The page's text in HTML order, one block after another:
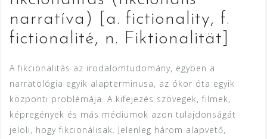
narratíva) [a. fictionality, f.
fictionalité, n. Fiktionalität]
A fikcionalitás az irodalomtudomány, egyben a
narratológia egyik alapterminusa, az ókor óta egyik
központi problémája. A kifejezés szövegek, filmek,
képregények és más médiumok azon tulajdonságát
jelöli, hogy fikcionálisak. Jelenleg három alapvető,